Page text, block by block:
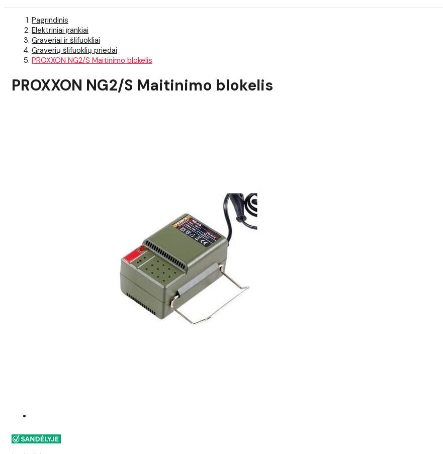
Pagrindinis
Elektriniai įrankiai
Graveriai ir šlifuokliai
Graverių šlifuoklių priedai
PROXXON NG2/S Maitinimo blokelis
PROXXON NG2/S Maitinimo blokelis